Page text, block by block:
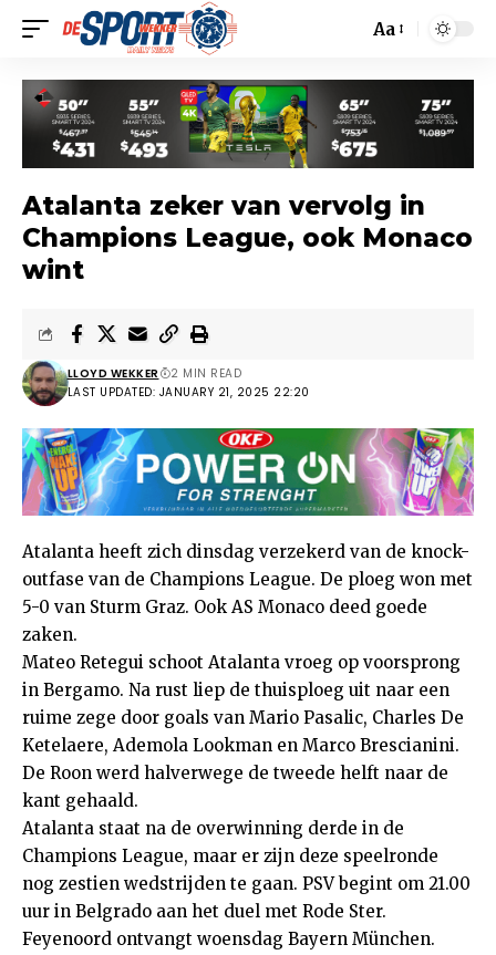
Aa
Atalanta zeker van vervolg in
Champions League, ook Monaco
wint
LAST UPDATED: JANUARY 21, 2025 22:20
LLOYD WEKKER 2 MIN READ
Atalanta heeft zich dinsdag verzekerd van de knock-
outfase van de Champions League. De ploeg won met
5-0 van Sturm Graz. Ook AS Monaco deed goede
zaken.
Mateo Retegui schoot Atalanta vroeg op voorsprong
in Bergamo. Na rust liep de thuisploeg uit naar een
ruime zege door goals van Mario Pasalic, Charles De
Ketelaere, Ademola Lookman en Marco Brescianini.
De Roon werd halverwege de tweede helft naar de
kant gehaald.
Atalanta staat na de overwinning derde in de
Champions League, maar er zijn deze speelronde
nog zestien wedstrijden te gaan. PSV begint om 21.00
uur in Belgrado aan het duel met Rode Ster.
Feyenoord ontvangt woensdag Bayern München.